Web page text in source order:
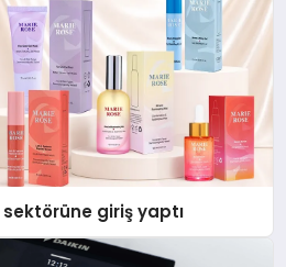
giriş yaptı